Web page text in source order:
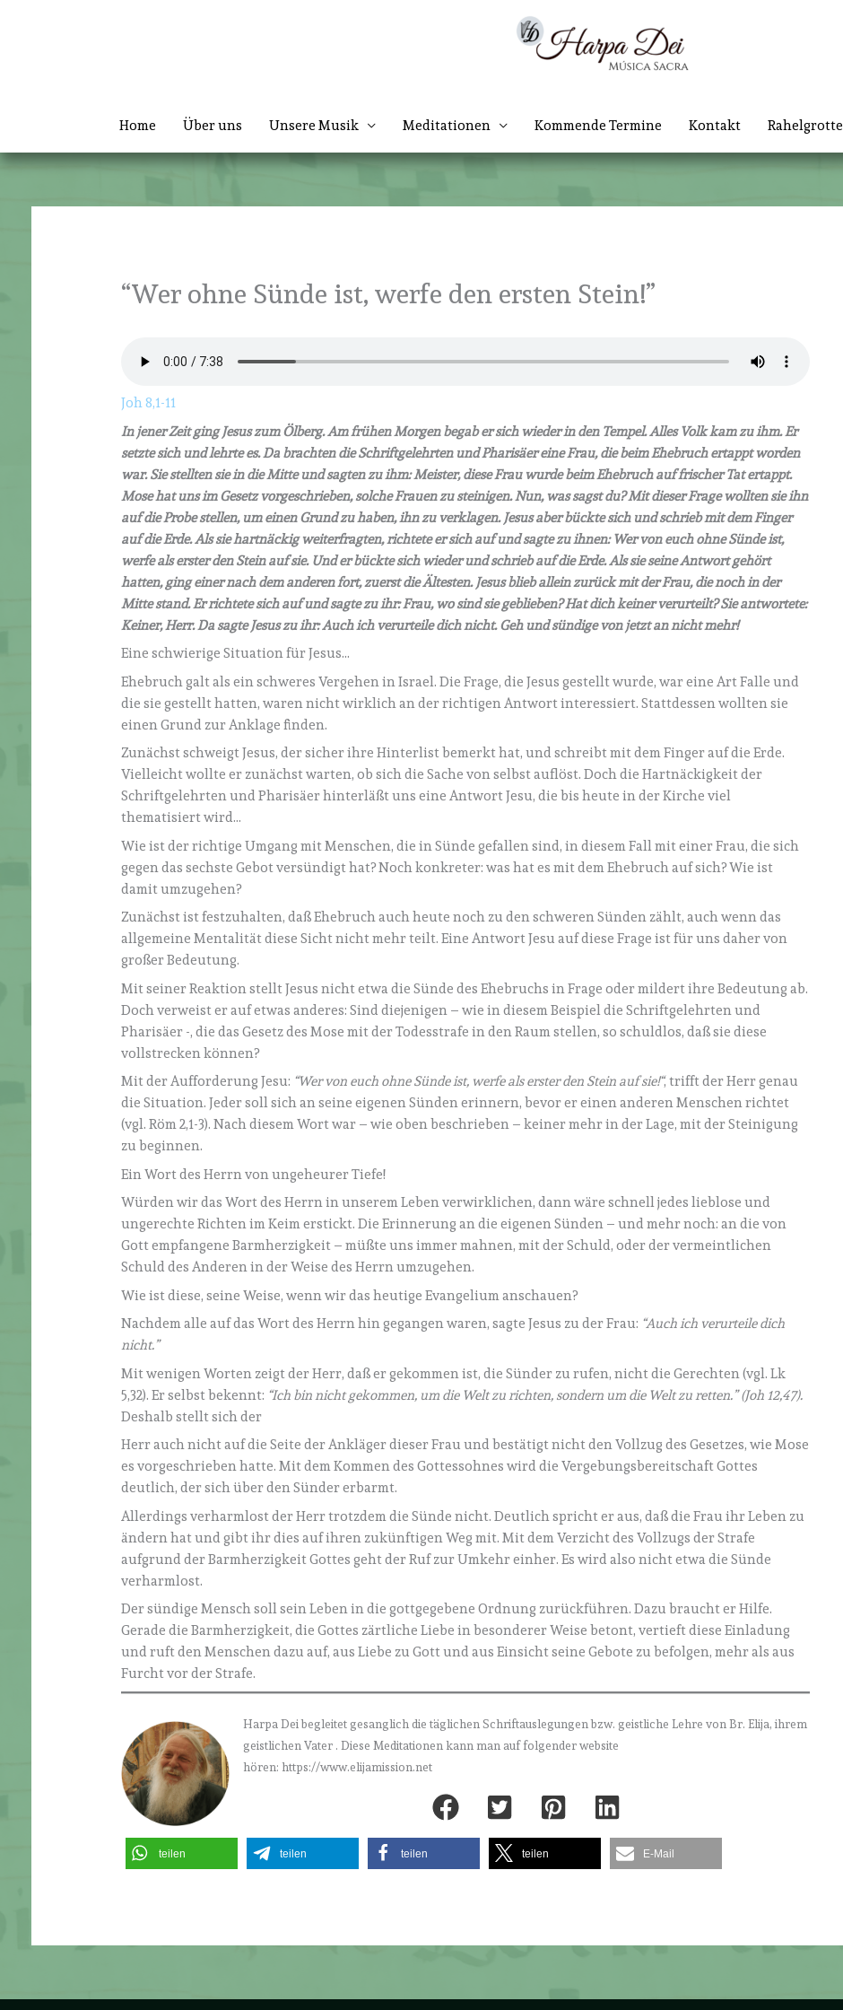
Home Über uns Unsere Musik Meditationen Kommende Termine Kontakt Rahelgrotte
“Wer ohne Sünde ist, werfe den ersten Stein!”
Joh 8,1-11
In jener Zeit ging Jesus zum Ölberg. Am frühen Morgen begab er sich wieder in den Tempel. Alles Volk kam zu ihm. Er
setzte sich und lehrte es. Da brachten die Schriftgelehrten und Pharisäer eine Frau, die beim Ehebruch ertappt worden
war. Sie stellten sie in die Mitte und sagten zu ihm: Meister, diese Frau wurde beim Ehebruch auf frischer Tat ertappt.
Mose hat uns im Gesetz vorgeschrieben, solche Frauen zu steinigen. Nun, was sagst du? Mit dieser Frage wollten sie ihn
auf die Probe stellen, um einen Grund zu haben, ihn zu verklagen. Jesus aber bückte sich und schrieb mit dem Finger
auf die Erde. Als sie hartnäckig weiterfragten, richtete er sich auf und sagte zu ihnen: Wer von euch ohne Sünde ist,
werfe als erster den Stein auf sie. Und er bückte sich wieder und schrieb auf die Erde. Als sie seine Antwort gehört
hatten, ging einer nach dem anderen fort, zuerst die Ältesten. Jesus blieb allein zurück mit der Frau, die noch in der
Mitte stand. Er richtete sich auf und sagte zu ihr: Frau, wo sind sie geblieben? Hat dich keiner verurteilt? Sie antwortete:
Keiner, Herr. Da sagte Jesus zu ihr: Auch ich verurteile dich nicht. Geh und sündige von jetzt an nicht mehr!
Eine schwierige Situation für Jesus…
Ehebruch galt als ein schweres Vergehen in Israel. Die Frage, die Jesus gestellt wurde, war eine Art Falle und
die sie gestellt hatten, waren nicht wirklich an der richtigen Antwort interessiert. Stattdessen wollten sie
einen Grund zur Anklage finden.
Zunächst schweigt Jesus, der sicher ihre Hinterlist bemerkt hat, und schreibt mit dem Finger auf die Erde.
Vielleicht wollte er zunächst warten, ob sich die Sache von selbst auflöst. Doch die Hartnäckigkeit der
Schriftgelehrten und Pharisäer hinterläßt uns eine Antwort Jesu, die bis heute in der Kirche viel
thematisiert wird…
Wie ist der richtige Umgang mit Menschen, die in Sünde gefallen sind, in diesem Fall mit einer Frau, die sich
gegen das sechste Gebot versündigt hat? Noch konkreter: was hat es mit dem Ehebruch auf sich? Wie ist
damit umzugehen?
Zunächst ist festzuhalten, daß Ehebruch auch heute noch zu den schweren Sünden zählt, auch wenn das
allgemeine Mentalität diese Sicht nicht mehr teilt. Eine Antwort Jesu auf diese Frage ist für uns daher von
großer Bedeutung.
Mit seiner Reaktion stellt Jesus nicht etwa die Sünde des Ehebruchs in Frage oder mildert ihre Bedeutung ab.
Doch verweist er auf etwas anderes: Sind diejenigen – wie in diesem Beispiel die Schriftgelehrten und
Pharisäer -, die das Gesetz des Mose mit der Todesstrafe in den Raum stellen, so schuldlos, daß sie diese
vollstrecken können?
Mit der Aufforderung Jesu: “Wer von euch ohne Sünde ist, werfe als erster den Stein auf sie!“, trifft der Herr genau
die Situation. Jeder soll sich an seine eigenen Sünden erinnern, bevor er einen anderen Menschen richtet
(vgl. Röm 2,1-3). Nach diesem Wort war – wie oben beschrieben – keiner mehr in der Lage, mit der Steinigung
zu beginnen.
Ein Wort des Herrn von ungeheurer Tiefe!
Würden wir das Wort des Herrn in unserem Leben verwirklichen, dann wäre schnell jedes lieblose und
ungerechte Richten im Keim erstickt. Die Erinnerung an die eigenen Sünden – und mehr noch: an die von
Gott empfangene Barmherzigkeit – müßte uns immer mahnen, mit der Schuld, oder der vermeintlichen
Schuld des Anderen in der Weise des Herrn umzugehen.
Wie ist diese, seine Weise, wenn wir das heutige Evangelium anschauen?
Nachdem alle auf das Wort des Herrn hin gegangen waren, sagte Jesus zu der Frau: “Auch ich verurteile dich
nicht.”
Mit wenigen Worten zeigt der Herr, daß er gekommen ist, die Sünder zu rufen, nicht die Gerechten (vgl. Lk
5,32). Er selbst bekennt: “Ich bin nicht gekommen, um die Welt zu richten, sondern um die Welt zu retten.” (Joh 12,47).
Deshalb stellt sich der
Herr auch nicht auf die Seite der Ankläger dieser Frau und bestätigt nicht den Vollzug des Gesetzes, wie Mose
es vorgeschrieben hatte. Mit dem Kommen des Gottessohnes wird die Vergebungsbereitschaft Gottes
deutlich, der sich über den Sünder erbarmt.
Allerdings verharmlost der Herr trotzdem die Sünde nicht. Deutlich spricht er aus, daß die Frau ihr Leben zu
ändern hat und gibt ihr dies auf ihren zukünftigen Weg mit. Mit dem Verzicht des Vollzugs der Strafe
aufgrund der Barmherzigkeit Gottes geht der Ruf zur Umkehr einher. Es wird also nicht etwa die Sünde
verharmlost.
Der sündige Mensch soll sein Leben in die gottgegebene Ordnung zurückführen. Dazu braucht er Hilfe.
Gerade die Barmherzigkeit, die Gottes zärtliche Liebe in besonderer Weise betont, vertieft diese Einladung
und ruft den Menschen dazu auf, aus Liebe zu Gott und aus Einsicht seine Gebote zu befolgen, mehr als aus
Furcht vor der Strafe.
Harpa Dei begleitet gesanglich die täglichen Schriftauslegungen bzw. geistliche Lehre von Br. Elija, ihrem
geistlichen Vater . Diese Meditationen kann man auf folgender website
hören: https://www.elijamission.net
teilen teilen teilen teilen E-Mail